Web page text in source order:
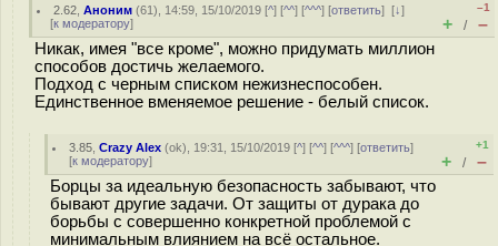
2.62 ,Аноним (61), 14:59, 15/10/2019 [^] [^^] [^^^] [ответить][↓]
[к модератору]
–1
+ / –
Никак, имея "все кроме", можно придумать миллион
способов достичь желаемого.
Подход с черным списком нежизнеспособен.
Единственное вменяемое решение - белый список.
3.85 ,Crazy Alex (ok), 19:31, 15/10/2019 [^] [^^] [^^^] [ответить]
[к модератору]
+1
+ / –
Борцы за идеальную безопасность забывают, что
бывают другие задачи. От защиты от дурака до
борьбы с совершенно конкретной проблемой с
минимальным влиянием на всё остальное.